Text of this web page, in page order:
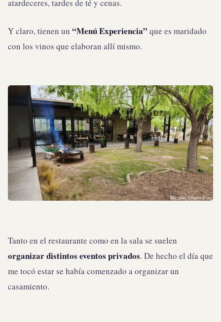
atardeceres, tardes de té y cenas.
Y claro, tienen un “Menú Experiencia” que es maridado
con los vinos que elaboran allí mismo.
Tanto en el restaurante como en la sala se suelen
organizar distintos eventos privados. De hecho el día que
me tocó estar se había comenzado a organizar un
casamiento.